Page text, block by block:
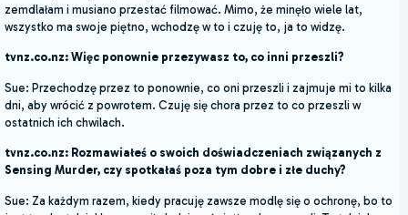
zemdlałam i musiano przestać filmować. Mimo, że minęło wiele lat,
wszystko ma swoje piętno, wchodzę w to i czuję to, ja to widzę.
tvnz.co.nz: Więc ponownie przezywasz to, co inni przeszli?
Sue: Przechodzę przez to ponownie, co oni przeszli i zajmuje mi to kilka
dni, aby wrócić z powrotem. Czuję się chora przez to co przeszli w
ostatnich ich chwilach.
tvnz.co.nz: Rozmawiałeś o swoich doświadczeniach związanych z
Sensing Murder, czy spotkałaś poza tym dobre i złe duchy?
Sue: Za każdym razem, kiedy pracuję zawsze modlę się o ochronę, bo to